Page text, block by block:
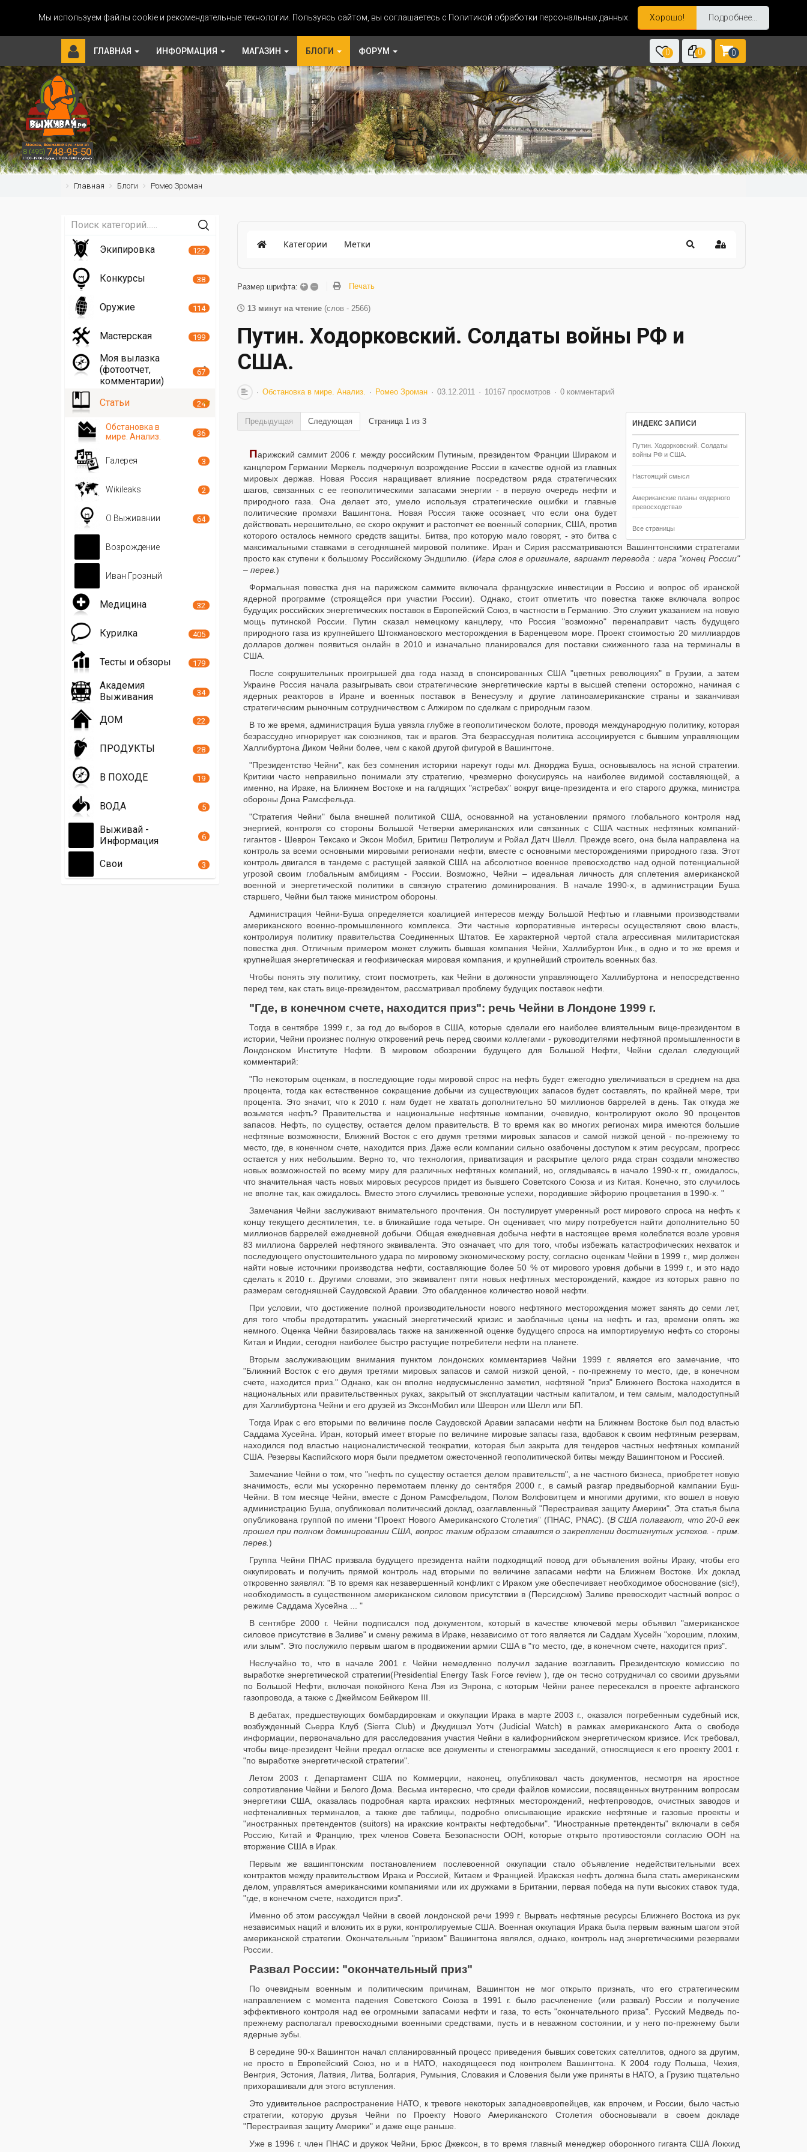
Мы используем файлы cookie и рекомендательные технологии. Пользуясь сайтом, вы соглашаетесь с Политикой обработки персональных данных. Хорошо! Подробнее...
ГЛАВНАЯ ИНФОРМАЦИЯ МАГАЗИН БЛОГИ ФОРУМ 0 0 0
Главная Блоги Ромео Зроман
Категории Метки
Размер шрифта: + – Печать
13 минут на чтение (слов - 2566)
Путин. Ходорковский. Солдаты войны РФ и
США.
Обстановка в мире. Анализ. Ромео Зроман 03.12.2011 10167 просмотров 0 комментарий
ИНДЕКС ЗАПИСИ
Путин. Ходорковский. Солдаты
войны РФ и США.
Настоящий смысл
Американские планы «ядерного
превосходства»
Все страницы
Предыдущая Следующая Страница 1 из 3
Парижский саммит 2006 г. между российским Путиным, президентом Франции Шираком и
канцлером Германии Меркель подчеркнул возрождение России в качестве одной из главных
мировых держав. Новая Россия наращивает влияние посредством ряда стратегических
шагов, связанных с ее геополитическими запасами энергии - в первую очередь нефти и
природного газа. Она делает это, умело используя стратегические ошибки и главные
политические промахи Вашингтона. Новая Россия также осознает, что если она будет
действовать нерешительно, ее скоро окружит и растопчет ее военный соперник, США, против
которого осталось немного средств защиты. Битва, про которую мало говорят, - это битва с
максимальными ставками в сегодняшней мировой политике. Иран и Сирия рассматриваются Вашингтонскими стратегами
просто как ступени к большому Российскому Эндшпилю. (Игра слов в оригинале, вариант перевода : игра "конец России"
– перев. )
Формальная повестка дня на парижском саммите включала французские инвестиции в Россию и вопрос об иранской
ядерной программе (строящейся при участии России). Однако, стоит отметить что повестка также включала вопрос
будущих российских энергетических поставок в Европейский Союз, в частности в Германию. Это служит указанием на новую
мощь путинской России. Путин сказал немецкому канцлеру, что Россия "возможно" перенаправит часть будущего
природного газа из крупнейшего Штокмановского месторождения в Баренцевом море. Проект стоимостью 20 миллиардов
долларов должен появиться онлайн в 2010 и изначально планировался для поставки сжиженного газа на терминалы в
США.
После сокрушительных проигрышей два года назад в спонсированных США "цветных революциях" в Грузии, а затем
Украине Россия начала разыгрывать свои стратегические энергетические карты в высшей степени осторожно, начиная с
ядерных реакторов в Иране и военных поставок в Венесуэлу и другие латиноамериканские страны и заканчивая
стратегическим рыночным сотрудничеством с Алжиром по сделкам с природным газом.
В то же время, администрация Буша увязла глубже в геополитическом болоте, проводя международную политику, которая
безрассудно игнорирует как союзников, так и врагов. Эта безрассудная политика ассоциируется с бывшим управляющим
Халлибуртона Диком Чейни более, чем с какой другой фигурой в Вашингтоне.
"Президентство Чейни", как без сомнения историки нарекут годы мл. Джорджа Буша, основывалось на ясной стратегии.
Критики часто неправильно понимали эту стратегию, чрезмерно фокусируясь на наиболее видимой составляющей, а
именно, на Ираке, на Ближнем Востоке и на галдящих "ястребах" вокруг вице-президента и его старого дружка, министра
обороны Дона Рамсфельда.
"Стратегия Чейни" была внешней политикой США, основанной на установлении прямого глобального контроля над
энергией, контроля со стороны Большой Четверки американских или связанных с США частных нефтяных компаний-
гигантов - Шеврон Тексако и Эксон Мобил, Бритиш Петролиум и Ройал Датч Шелл. Прежде всего, она была направлена на
контроль за всеми основными мировыми регионами нефти, вместе с основными месторождениями природного газа. Этот
контроль двигался в тандеме с растущей заявкой США на абсолютное военное превосходство над одной потенциальной
угрозой своим глобальным амбициям - России. Возможно, Чейни – идеальная личность для сплетения американской
военной и энергетической политики в связную стратегию доминирования. В начале 1990-х, в администрации Буша
старшего, Чейни был также министром обороны.
Администрация Чейни-Буша определяется коалицией интересов между Большой Нефтью и главными производствами
американского военно-промышленного комплекса. Эти частные корпоративные интересы осуществляют свою власть,
контролируя политику правительства Соединенных Штатов. Ее характерной чертой стала агрессивная милитаристская
повестка дня. Отличным примером может служить бывшая компания Чейни, Халлибуртон Инк., в одно и то же время и
крупнейшая энергетическая и геофизическая мировая компания, и крупнейший строитель военных баз.
Чтобы понять эту политику, стоит посмотреть, как Чейни в должности управляющего Халлибуртона и непосредственно
перед тем, как стать вице-президентом, рассматривал проблему будущих поставок нефти.
"Где, в конечном счете, находится приз": речь Чейни в Лондоне 1999 г.
Тогда в сентябре 1999 г., за год до выборов в США, которые сделали его наиболее влиятельным вице-президентом в
истории, Чейни произнес полную откровений речь перед своими коллегами - руководителями нефтяной промышленности в
Лондонском Институте Нефти. В мировом обозрении будущего для Большой Нефти, Чейни сделал следующий
комментарий:
"По некоторым оценкам, в последующие годы мировой спрос на нефть будет ежегодно увеличиваться в среднем на два
процента, тогда как естественное сокращение добычи из существующих запасов будет составлять, по крайней мере, три
процента. Это значит, что к 2010 г. нам будет не хватать дополнительно 50 миллионов баррелей в день. Так откуда же
возьмется нефть? Правительства и национальные нефтяные компании, очевидно, контролируют около 90 процентов
запасов. Нефть, по существу, остается делом правительств. В то время как во многих регионах мира имеются большие
нефтяные возможности, Ближний Восток с его двумя третями мировых запасов и самой низкой ценой - по-прежнему то
место, где, в конечном счете, находится приз. Даже если компании сильно озабочены доступом к этим ресурсам, прогресс
остается у них небольшим. Верно то, что технология, приватизация и раскрытие целого ряда стран создали множество
новых возможностей по всему миру для различных нефтяных компаний, но, оглядываясь в начало 1990-х гг., ожидалось,
что значительная часть новых мировых ресурсов придет из бывшего Советского Союза и из Китая. Конечно, это случилось
не вполне так, как ожидалось. Вместо этого случились тревожные успехи, породившие эйфорию процветания в 1990-х. "
Замечания Чейни заслуживают внимательного прочтения. Он постулирует умеренный рост мирового спроса на нефть к
концу текущего десятилетия, т.е. в ближайшие года четыре. Он оценивает, что миру потребуется найти дополнительно 50
миллионов баррелей ежедневной добычи. Общая ежедневная добыча нефти в настоящее время колеблется возле уровня
83 миллиона баррелей нефтяного эквивалента. Это означает, что для того, чтобы избежать катастрофических нехваток и
последующего опустошительного удара по мировому экономическому росту, согласно оценкам Чейни в 1999 г., мир должен
найти новые источники производства нефти, составляющие более 50 % от мирового уровня добычи в 1999 г., и это надо
сделать к 2010 г.. Другими словами, это эквивалент пяти новых нефтяных месторождений, каждое из которых равно по
размерам сегодняшней Саудовской Аравии. Это обалденное количество новой нефти.
При условии, что достижение полной производительности нового нефтяного месторождения может занять до семи лет,
для того чтобы предотвратить ужасный энергетический кризис и заоблачные цены на нефть и газ, времени опять же
немного. Оценка Чейни базировалась также на заниженной оценке будущего спроса на импортируемую нефть со стороны
Китая и Индии, сегодня наиболее быстро растущие потребители нефти на планете.
Вторым заслуживающим внимания пунктом лондонских комментариев Чейни 1999 г. является его замечание, что
"Ближний Восток с его двумя третями мировых запасов и самой низкой ценой, - по-прежнему то место, где, в конечном
счете, находится приз." Однако, как он вполне недвусмысленно заметил, нефтяной "приз" Ближнего Востока находится в
национальных или правительственных руках, закрытый от эксплуатации частным капиталом, и тем самым, малодоступный
для Халлибуртона Чейни и его друзей из ЭксонМобил или Шеврон или Шелл или БП.
Тогда Ирак с его вторыми по величине после Саудовской Аравии запасами нефти на Ближнем Востоке был под властью
Саддама Хусейна. Иран, который имеет вторые по величине мировые запасы газа, вдобавок к своим нефтяным резервам,
находился под властью националистической теократии, которая был закрыта для тендеров частных нефтяных компаний
США. Резервы Каспийского моря были предметом ожесточенной геополитической битвы между Вашингтоном и Россией.
Замечание Чейни о том, что "нефть по существу остается делом правительств", а не частного бизнеса, приобретет новую
значимость, если мы ускоренно перемотаем пленку до сентября 2000 г., в самый разгар предвыборной кампании Буш-
Чейни. В том месяце Чейни, вместе с Доном Рамсфельдом, Полом Волфовитцем и многими другими, кто вошел в новую
администрацию Буша, опубликовал политический доклад, озаглавленный "Перестраивая защиту Америки". Эта статья была
опубликована группой по имени “Проект Нового Американского Столетия” (ПНАС, PNAC). (В США полагают, что 20-й век
прошел при полном доминировании США, вопрос таким образом ставится о закреплении достигнутых успехов. - прим.
перев. )
Группа Чейни ПНАС призвала будущего президента найти подходящий повод для объявления войны Ираку, чтобы его
оккупировать и получить прямой контроль над вторыми по величине запасами нефти на Ближнем Востоке. Их доклад
откровенно заявлял: "В то время как незавершенный конфликт с Ираком уже обеспечивает необходимое обоснование (sic!),
необходимость в существенном американском силовом присутствии в (Персидском) Заливе превосходит частный вопрос о
режиме Саддама Хусейна ... "
В сентябре 2000 г. Чейни подписался под документом, который в качестве ключевой меры объявил "американское
силовое присутствие в Заливе" и смену режима в Ираке, независимо от того является ли Саддам Хусейн "хорошим, плохим,
или злым". Это послужило первым шагом в продвижении армии США в "то место, где, в конечном счете, находится приз".
Неслучайно то, что в начале 2001 г. Чейни немедленно получил задание возглавить Президентскую комиссию по
выработке энергетической стратегии(Presidential Energy Task Force review ), где он тесно сотрудничал со своими друзьями
по Большой Нефти, включая покойного Кена Лэя из Энрона, с которым Чейни ранее пересекался в проекте афганского
газопровода, а также с Джеймсом Бейкером III.
В дебатах, предшествующих бомбардировкам и оккупации Ирака в марте 2003 г., оказался погребенным судебный иск,
возбужденный Сьерра Клуб (Sierra Club) и Джудишэл Уотч (Judicial Watch) в рамках американского Акта о свободе
информации, первоначально для расследования участия Чейни в калифорнийском энергетическом кризисе. Иск требовал,
чтобы вице-президент Чейни предал огласке все документы и стенограммы заседаний, относящиеся к его проекту 2001 г.
"по выработке энергетической стратегии".
Летом 2003 г. Департамент США по Коммерции, наконец, опубликовал часть документов, несмотря на яростное
сопротивление Чейни и Белого Дома. Весьма интересно, что среди файлов комиссии, посвященных внутренним вопросам
энергетики США, оказалась подробная карта иракских нефтяных месторождений, нефтепроводов, очистных заводов и
нефтеналивных терминалов, а также две таблицы, подробно описывающие иракские нефтяные и газовые проекты и
"иностранных претендентов (suitors) на иракские контракты нефтедобычи". "Иностранные претенденты" включали в себя
Россию, Китай и Францию, трех членов Совета Безопасности ООН, которые открыто противостояли согласию ООН на
вторжение США в Ирак.
Первым же вашингтонским постановлением послевоенной оккупации стало объявление недействительными всех
контрактов между правительством Ирака и Россией, Китаем и Францией. Иракская нефть должна была стать американским
делом, управляться американскими компаниями или их дружками в Британии, первая победа на пути высоких ставок туда,
"где, в конечном счете, находится приз".
Именно об этом рассуждал Чейни в своей лондонской речи 1999 г. Вырвать нефтяные ресурсы Ближнего Востока из рук
независимых наций и вложить их в руки, контролируемые США. Военная оккупация Ирака была первым важным шагом этой
американской стратегии. Окончательным "призом" Вашингтона являлся, однако, контроль над энергетическими резервами
России.
Развал России: "окончательный приз"
По очевидным военным и политическим причинам, Вашингтон не мог открыто признать, что его стратегическим
направлением с момента падения Советского Союза в 1991 г. было расчленение (или развал) России и получение
эффективного контроля над ее огромными запасами нефти и газа, то есть "окончательного приза". Русский Медведь по-
прежнему располагал превосходными военными средствами, пусть и в неважном состоянии, и у него по-прежнему были
ядерные зубы.
В середине 90-х Вашингтон начал спланированный процесс приведения бывших советских сателлитов, одного за другим,
не просто в Европейский Союз, но и в НАТО, находящееся под контролем Вашингтона. К 2004 году Польша, Чехия,
Венгрия, Эстония, Латвия, Литва, Болгария, Румыния, Словакия и Словения были уже приняты в НАТО, а Грузию тщательно
прихорашивали для этого вступления.
Это удивительное распространение НАТО, к тревоге некоторых западноевропейцев, как впрочем, и России, было частью
стратегии, которую друзья Чейни по Проекту Нового Американского Столетия обосновывали в своем докладе
"Перестраивая защиту Америки" и даже еще раньше.
Уже в 1996 г. член ПНАС и дружок Чейни, Брюс Джексон, в то время главный менеджер оборонного гиганта США Локхид
Экипировка 122
Конкурсы 38
Оружие 114
Мастерская 199
Моя вылазка
(фотоотчет,
комментарии)
67
Статьи 24
Обстановка в
мире. Анализ.
36
Галерея 3
Wikileaks 2
О Выживании 64
Возрождение
Иван Грозный
Медицина 32
Курилка 405
Тесты и обзоры 179
Академия
Выживания
34
ДОМ 22
ПРОДУКТЫ 28
В ПОХОДЕ 19
ВОДА 5
Выживай -
Информация
6
Свои 3